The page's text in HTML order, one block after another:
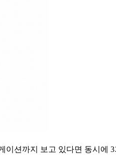
션까지 보고 있다면 동시에